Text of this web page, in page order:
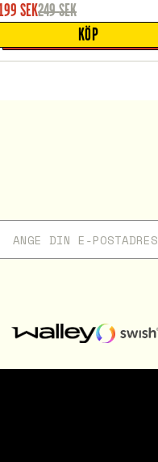
SEK249SEK
KÖP